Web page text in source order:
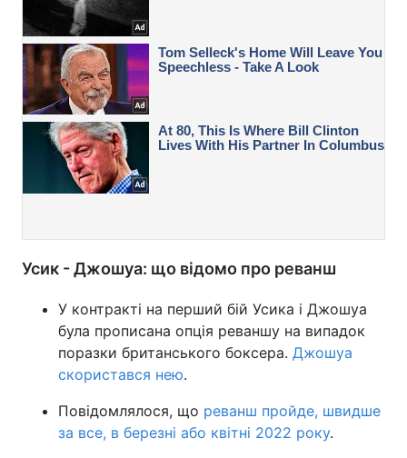
Усик - Джошуа: що відомо про реванш
У контракті на перший бій Усика і Джошуа
була прописана опція реваншу на випадок
поразки британського боксера. Джошуа
скористався нею.
Повідомлялося, що реванш пройде, швидше
за все, в березні або квітні 2022 року.